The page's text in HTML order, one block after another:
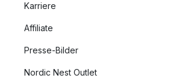
Karriere
Affiliate
Presse-Bilder
Nordic Nest Outlet